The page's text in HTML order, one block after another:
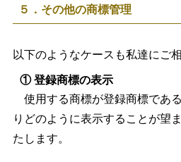
５．その他の商標管理
以下のようなケースも私達にご
① 登録商標の表示
使用する商標が登録商標であ
りどのように表示することが望
たします。